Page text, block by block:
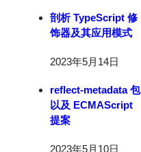
剖析 TypeScript 修
饰器及其应用模式
2023年5月14日
reflect-metadata 包
以及 ECMAScript
提案
2023年5月10日